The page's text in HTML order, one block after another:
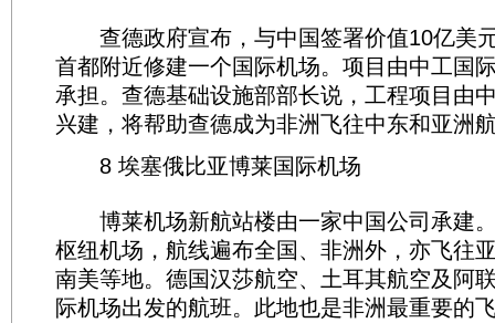
查德政府宣布，与中国签署价值10亿美
首都附近修建一个国际机场。项目由中工国
承担。查德基础设施部部长说，工程项目由
兴建，将帮助查德成为非洲飞往中东和亚洲
8 埃塞俄比亚博莱国际机场
博莱机场新航站楼由一家中国公司承建
枢纽机场，航线遍布全国、非洲外，亦飞往
南美等地。德国汉莎航空、土耳其航空及阿
际机场出发的航班。此地也是非洲最重要的